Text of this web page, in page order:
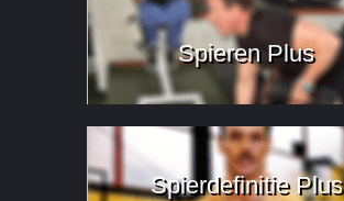
Spieren Plus
Spierdefinitie Plus